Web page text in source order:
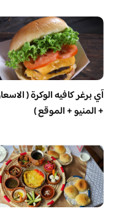
آي برغر كافيه الوكرة (
+ المنيو + الموقع )